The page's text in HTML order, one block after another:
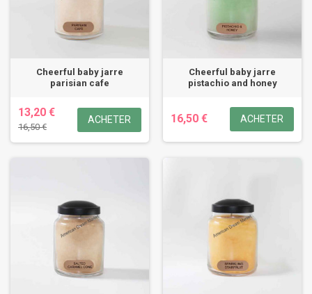
Cheerful baby jarre
parisian cafe
13,20 €
16,50 €
ACHETER
Cheerful baby jarre
pistachio and honey
16,50 € ACHETER